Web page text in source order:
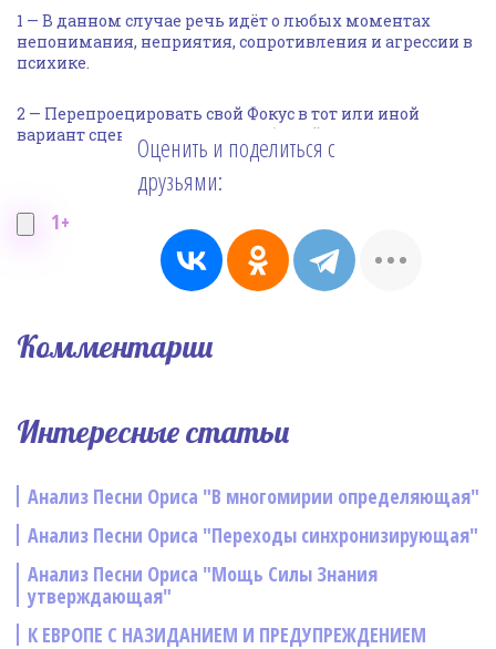
1 — В данном случае речь идёт о любых моментах
непонимания, неприятия, сопротивления и агрессии в
психике.
2 — Перепроецировать свой Фокус в тот или иной
вариант сценария развития событий.
1+
Оценить и поделиться с
друзьями:
Комментарии
Интересные статьи
Анализ Песни Ориса "В многомирии определяющая"
Анализ Песни Ориса "Переходы синхронизирующая"
Анализ Песни Ориса "Мощь Силы Знания
утверждающая"
К ЕВРОПЕ С НАЗИДАНИЕМ И ПРЕДУПРЕЖДЕНИЕМ